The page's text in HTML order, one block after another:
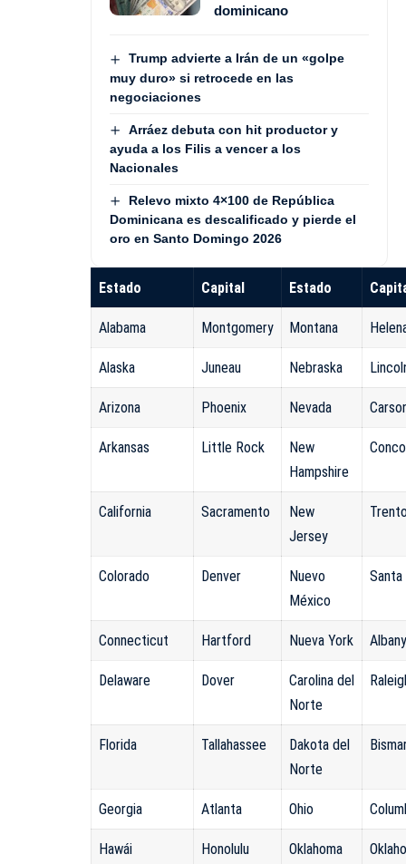
dominicano
Trump advierte a Irán de un «golpe
muy duro» si retrocede en las
negociaciones
Arráez debuta con hit productor y
ayuda a los Filis a vencer a los
Nacionales
Relevo mixto 4×100 de República
Dominicana es descalificado y pierde el
oro en Santo Domingo 2026
Estado Capital Estado
Alabama Montgomery Montana
Alaska Juneau Nebraska
Arizona Phoenix Nevada
Arkansas Little Rock
New
Hampshire
California Sacramento
New
Jersey
Colorado Denver
Nuevo
México
Santa
Connecticut Hartford Nueva York Albany
Delaware Dover
Carolina del
Norte
Florida Tallahassee
Dakota del
Norte
Georgia Atlanta Ohio
Hawái Honolulu Oklahoma